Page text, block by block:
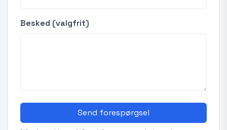
Besked (valgfrit)
Send forespørgsel